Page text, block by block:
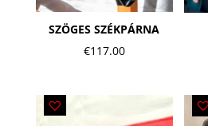
SZÖGES SZÉKPÁRNA
€117.00